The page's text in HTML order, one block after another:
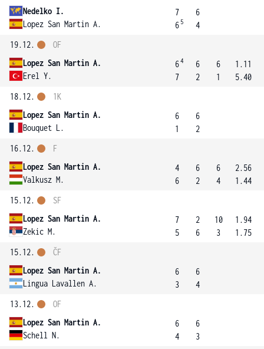
Nedelko I.
Lopez San Martin A.
7
6 5
6
4
19.12.
Lopez San Martin A.
Erel Y.
OF
64
7
6
2
6
1
1.11
5.40
18.12.
Lopez San Martin A.
Bouquet L.
1K
6
1
6
2
16.12.
Lopez San Martin A.
Valkusz M.
F
4
6
6
2
6
4
2.56
1.44
15.12.
Lopez San Martin A.
Zekic M.
SF
7
5
2
6
10
3
1.94
1.75
15.12.
Lopez San Martin A.
Lingua Lavallen A.
ČF
6
3
6
4
13.12.
Lopez San Martin A.
Schell N.
OF
6
4
6
3